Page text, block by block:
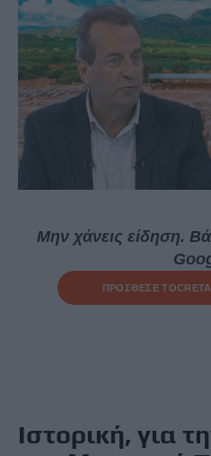
Μην χάνεις είδηση.
ΠΡΟΣΘΕΣΕ ΤΟ
Ιστορική, για